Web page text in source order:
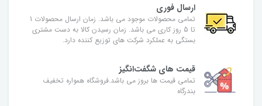
ارسال فوری
تمامی محصولات موجود می باشد. زمان ارسال محصولات 1
تا 5 روز کاری می باشد. زمان رسیدن کالا به دست مشتری
بستگی به عملکرد شرکت های توزیع کننده دارد.
قیمت های شگفت‌انگیز
تمامی قیمت ها بروز می باشد.فروشگاه همواره تخفیف
بندرگاه